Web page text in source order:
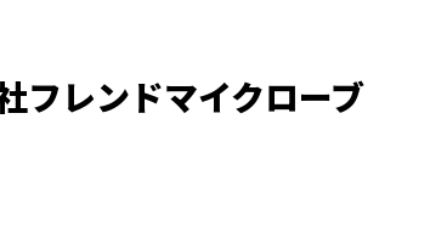
フレンドマイクローブ